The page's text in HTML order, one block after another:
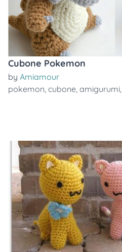
Cubone Pokemon
by Amiamour
pokemon, cubone, amigurumi,